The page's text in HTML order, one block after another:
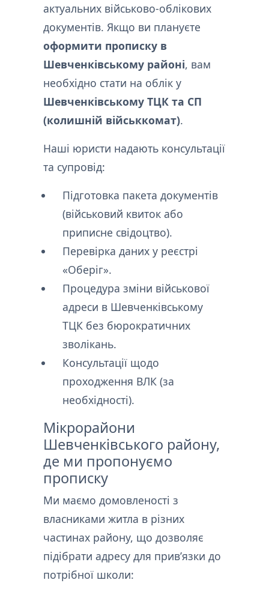
актуальних військово-облікових
документів. Якщо ви плануєте
оформити прописку в
Шевченківському районі, вам
необхідно стати на облік у
Шевченківському ТЦК та СП
(колишній військкомат).
Наші юристи надають консультації
та супровід:
Підготовка пакета документів
(військовий квиток або
приписне свідоцтво).
Перевірка даних у реєстрі
«Оберіг».
Процедура зміни військової
адреси в Шевченківському
ТЦК без бюрократичних
зволікань.
Консультації щодо
проходження ВЛК (за
необхідності).
Мікрорайони
Шевченківського району,
де ми пропонуємо
прописку
Ми маємо домовленості з
власниками житла в різних
частинах району, що дозволяє
підібрати адресу для прив’язки до
потрібної школи: